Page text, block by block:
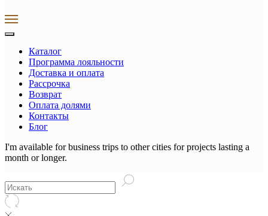
Каталог
Программа лояльности
Доставка и оплата
Рассрочка
Возврат
Оплата долями
Контакты
Блог
I'm available for business trips to other cities for projects lasting a
month or longer.